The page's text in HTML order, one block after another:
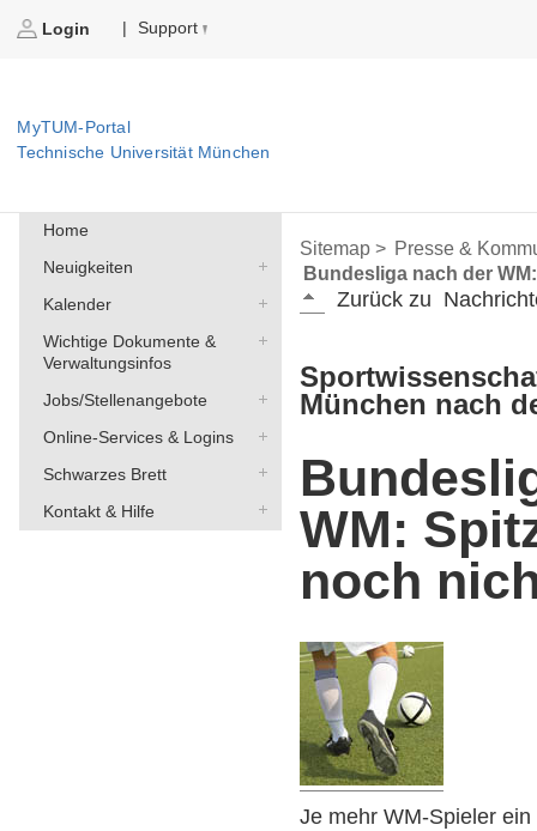
Login | Support
MyTUM-Portal
Technische Universität München
Home
Neuigkeiten
Kalender
Wichtige Dokumente &
Verwaltungsinfos
Jobs/Stellenangebote
Online-Services & Logins
Schwarzes Brett
Kontakt & Hilfe
Sitemap > Presse &
Bundesliga nach der
Zurück zu
München nach
WM:
noch
Je mehr WM-Spieler